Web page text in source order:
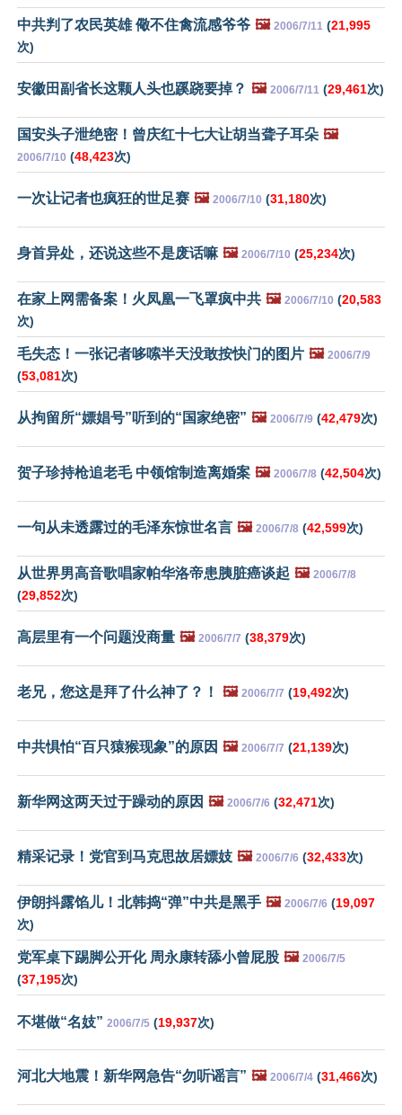
中共判了农民英雄 儆不住禽流感爷爷 🖼️ 2006/7/11 (21,995
次)
安徽田副省长这颗人头也蹊跷要掉？ 🖼️ 2006/7/11 (29,461次)
国安头子泄绝密！曾庆红十七大让胡当聋子耳朵 🖼️
2006/7/10 (48,423次)
一次让记者也疯狂的世足赛 🖼️ 2006/7/10 (31,180次)
身首异处，还说这些不是废话嘛 🖼️ 2006/7/10 (25,234次)
在家上网需备案！火凤凰一飞罩疯中共 🖼️ 2006/7/10 (20,583
次)
毛失态！一张记者哆嗦半天没敢按快门的图片 🖼️ 2006/7/9
(53,081次)
从拘留所“嫖娼号”听到的“国家绝密” 🖼️ 2006/7/9 (42,479次)
贺子珍持枪追老毛 中领馆制造离婚案 🖼️ 2006/7/8 (42,504次)
一句从未透露过的毛泽东惊世名言 🖼️ 2006/7/8 (42,599次)
从世界男高音歌唱家帕华洛帝患胰脏癌谈起 🖼️ 2006/7/8
(29,852次)
高层里有一个问题没商量 🖼️ 2006/7/7 (38,379次)
老兄，您这是拜了什么神了？！ 🖼️ 2006/7/7 (19,492次)
中共惧怕“百只猿猴现象”的原因 🖼️ 2006/7/7 (21,139次)
新华网这两天过于躁动的原因 🖼️ 2006/7/6 (32,471次)
精采记录！党官到马克思故居嫖妓 🖼️ 2006/7/6 (32,433次)
伊朗抖露馅儿！北韩捣“弹”中共是黑手 🖼️ 2006/7/6 (19,097
次)
党军桌下踢脚公开化 周永康转舔小曾屁股 🖼️ 2006/7/5
(37,195次)
不堪做“名妓” 2006/7/5 (19,937次)
河北大地震！新华网急告“勿听谣言” 🖼️ 2006/7/4 (31,466次)